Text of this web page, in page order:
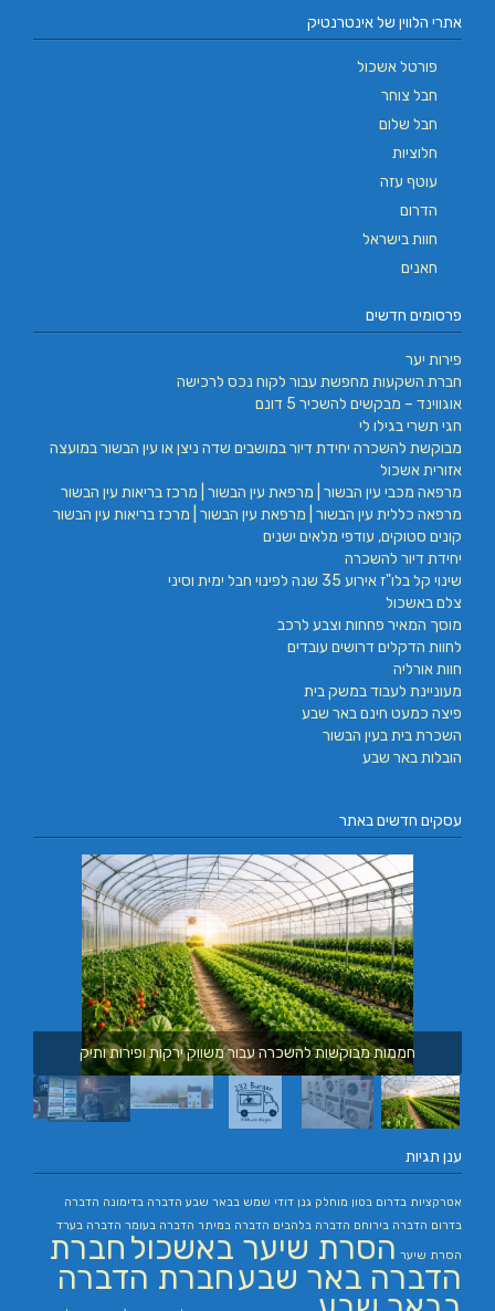
אתרי הלווין של אינטרנטיק
פורטל אשכול
חבל צוחר
חבל שלום
חלוציות
עוטף עזה
הדרום
חוות בישראל
חאנים
פרסומים חדשים
פירות יער
חברת השקעות מחפשת עבור לקוח נכס לרכישה
אוגווינד – מבקשים להשכיר 5 דונם
חגי תשרי בגילו לי
מבוקשת להשכרה יחידת דיור במושבים שדה ניצן או עין הבשור במועצה
אזורית אשכול
מרפאה מכבי עין הבשור | מרפאת עין הבשור | מרכז בריאות עין הבשור
מרפאה כללית עין הבשור | מרפאת עין הבשור | מרכז בריאות עין הבשור
קונים סטוקים, עודפי מלאים ישנים
יחידת דיור להשכרה
שינוי קל בלו"ז אירוע 35 שנה לפינוי חבל ימית וסיני
צלם באשכול
מוסך המאיר פחחות וצבע לרכב
לחוות הדקלים דרושים עובדים
חוות אורליה
מעוניינת לעבוד במשק בית
פיצה כמעט חינם באר שבע
השכרת בית בעין הבשור
הובלות באר שבע
עסקים חדשים באתר
חממות מבוקשות להשכרה עבור משווק ירקות ופירות ותיק
ענן תגיות
אטרקציות בדרום בטון מוחלק גנן דודי שמש בבאר שבע הדברה בדימונה הדברה
בדרום הדברה בירוחם הדברה בלהבים הדברה במיתר הדברה בעומר הדברה בערד
הסרת שיער הסרת שיער באשכול חברת
הדברה באר שבעחברת הדברה